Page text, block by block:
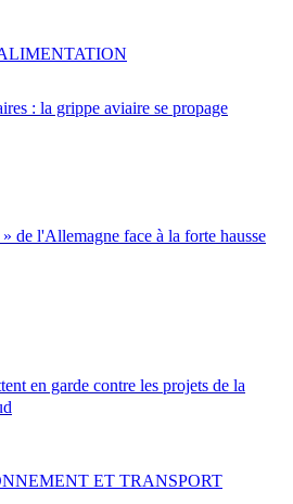
: la grippe aviaire se propage
de l'Allemagne face à la forte hausse
en garde contre les projets de la
ET TRANSPORT